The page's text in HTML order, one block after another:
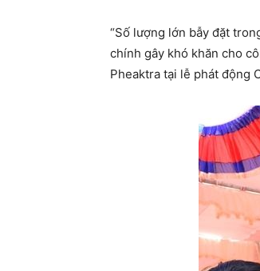
“Số lượng lớn bẫy đặt
chính gây khó khăn cho
Pheaktra tại lễ phát động